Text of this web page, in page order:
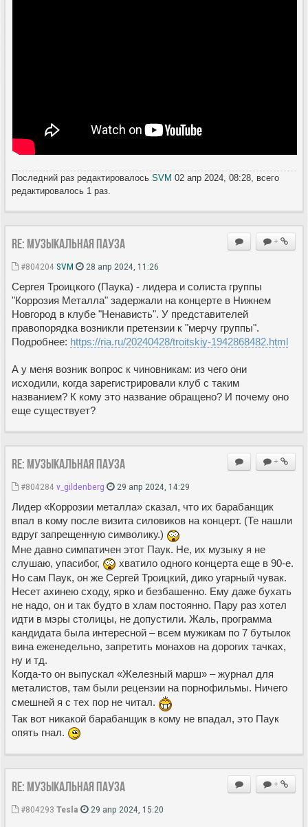
Последний раз редактировалось SVM 02 апр 2024, 08:28, всего
редактировалось 1 раз.
+
Re: Музыкальная пауза
#804204 SVM 28 апр 2024, 11:26
Сергея Троицкого (Паука) - лидера и солиста группы
"Коррозия Металла" задержали на концерте в Нижнем
Новгород в клубе "Ненависть". У представителей
правопорядка возникли претензии к "мерчу группы".
Подробнее: https://ria.ru/20240428/troitskiy-1942868482.html
А у меня возник вопрос к чиновникам: из чего они
исходили, когда зарегистрировали клуб с таким
названием? К кому это название обращено? И почему оно
еще существует?
+
Re: Музыкальная пауза
#804284 v_gildenberg 29 апр 2024, 14:29
Лидер «Коррозии металла» сказал, что их барабанщик
впал в кому после визита силовиков на концерт. (Те нашли
вдруг запрещенную символику.)
Мне давно симпатичен этот Паук. Не, их музыку я не
слушаю, упасибог,
хватило одного концерта еще в 90-е.
Но сам Паук, он же Сергей Троицкий, дико угарный чувак.
Несет ахинею сходу, ярко и безбашенно. Ему даже бухать
не надо, он и так будто в хлам постоянно. Пару раз хотел
идти в мэры столицы, не допустили. Жаль, программа
кандидата была интересной – всем мужикам по 7 бутылок
вина еженедельно, запретить монахов на дорогих тачках,
ну и тд.
Когда-то он выпускал «Железный марш» – журнал для
металистов, там были рецензии на порнофильмы. Ничего
смешней я с тех пор не читал.
Так вот никакой барабанщик в кому не впадал, это Паук
опять гнал.
+
Re: Музыкальная пауза
#804293 Tesla 29 апр 2024, 15:20